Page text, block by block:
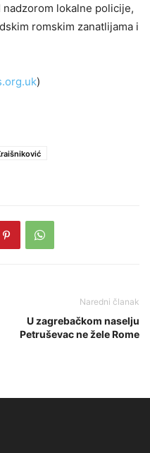
lokalne policije,
romskim zanatlijama i
)
Naredni članak
U zagrebačkom naselju
Petruševac ne žele Rome